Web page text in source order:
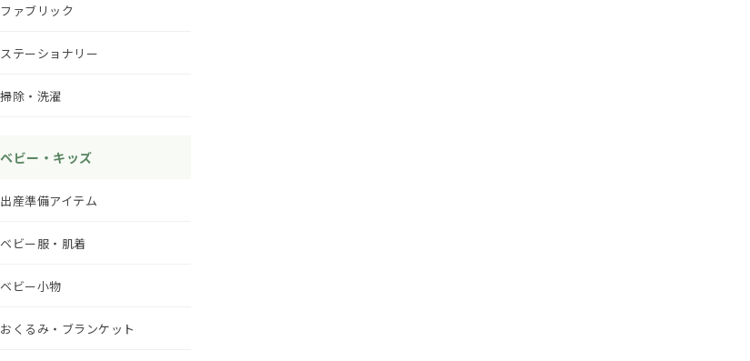
ファブリック
ステーショナリー
掃除・洗濯
ベビー・キッズ
出産準備アイテム
ベビー服・肌着
ベビー小物
おくるみ・ブランケット